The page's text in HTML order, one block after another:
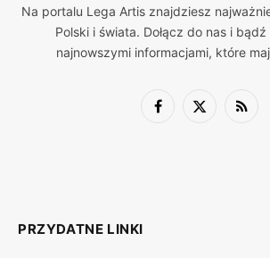
Na portalu Lega Artis znajdziesz
Polski i świata. Dołącz do nas i
najnowszymi informacjami, które
Facebook
X
RSS
PRZYDATNE LINKI